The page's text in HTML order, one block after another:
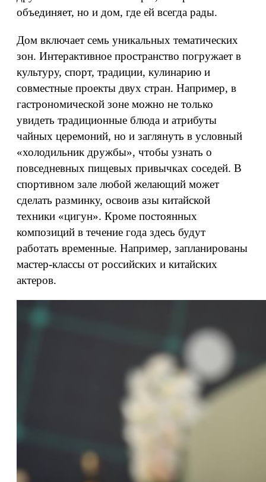
объединяет, но и дом, где ей всегда рады.
Дом включает семь уникальных тематических
зон. Интерактивное пространство погружает в
культуру, спорт, традиции, кулинарию и
совместные проекты двух стран. Например, в
гастрономической зоне можно не только
увидеть традиционные блюда и атрибуты
чайных церемоний, но и заглянуть в условный
«холодильник дружбы», чтобы узнать о
повседневных пищевых привычках соседей. В
спортивном зале любой желающий может
сделать разминку, освоив азы китайской
техники «цигун». Кроме постоянных
композиций в течение года здесь будут
работать временные. Например, запланированы
мастер-классы от российских и китайских
актеров.